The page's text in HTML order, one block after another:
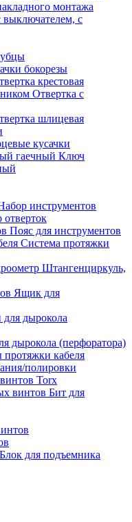
монтажа
выключателем, с
бокорезы
крестовая
Отвертка с
шлицевая
кусачки
Ключ
инструментов
отверток
Пояс для инструментов
Система протяжки
Штангенциркуль,
Ящик для
дырокола (перфоратора)
протяжки кабеля
полировки
Torx
Бит для
Блок для подъемника